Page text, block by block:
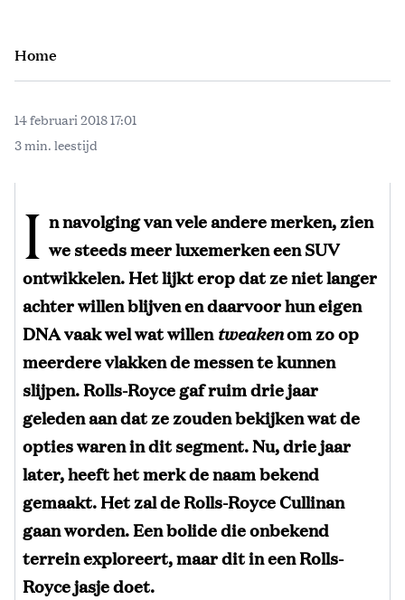
Home
14 februari 2018 17:01
3 min. leestijd
I n navolging van vele andere merken, zien
we steeds meer luxemerken een SUV
ontwikkelen. Het lijkt erop dat ze niet langer
achter willen blijven en daarvoor hun eigen
DNA vaak wel wat willentweakenom zo op
meerdere vlakken de messen te kunnen
slijpen. Rolls-Royce gaf ruim drie jaar
geleden aan dat ze zouden bekijken wat de
opties waren in dit segment. Nu, drie jaar
later, heeft het merk de naam bekend
gemaakt. Het zal de Rolls-Royce Cullinan
gaan worden. Een bolide die onbekend
terrein exploreert, maar dit in een Rolls-
Royce jasje doet.